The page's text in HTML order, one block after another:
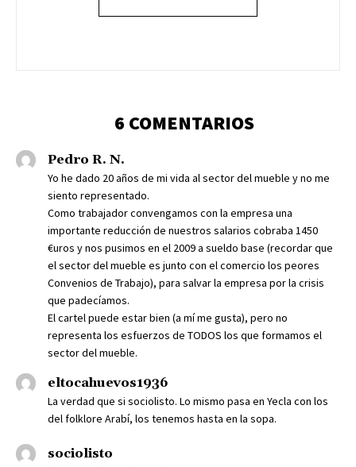
6 COMENTARIOS
Pedro R. N.
Yo he dado 20 años de mi vida al sector del mueble y no me
siento representado.
Como trabajador convengamos con la empresa una
importante reducción de nuestros salarios cobraba 1450
€uros y nos pusimos en el 2009 a sueldo base (recordar que
el sector del mueble es junto con el comercio los peores
Convenios de Trabajo), para salvar la empresa por la crisis
que padecíamos.
El cartel puede estar bien (a mí me gusta), pero no
representa los esfuerzos de TODOS los que formamos el
sector del mueble.
eltocahuevos1936
La verdad que si sociolisto. Lo mismo pasa en Yecla con los
del folklore Arabí, los tenemos hasta en la sopa.
sociolisto